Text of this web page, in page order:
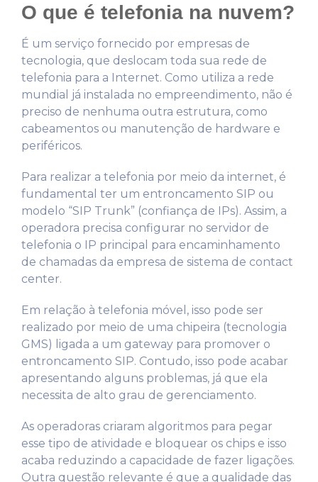
O que é telefonia na nuvem?
É um serviço fornecido por empresas de
tecnologia, que deslocam toda sua rede de
telefonia para a Internet. Como utiliza a rede
mundial já instalada no empreendimento, não é
preciso de nenhuma outra estrutura, como
cabeamentos ou manutenção de hardware e
periféricos.
Para realizar a telefonia por meio da internet, é
fundamental ter um entroncamento SIP ou
modelo “SIP Trunk” (confiança de IPs). Assim, a
operadora precisa configurar no servidor de
telefonia o IP principal para encaminhamento
de chamadas da empresa de sistema de contact
center.
Em relação à telefonia móvel, isso pode ser
realizado por meio de uma chipeira (tecnologia
GMS) ligada a um gateway para promover o
entroncamento SIP. Contudo, isso pode acabar
apresentando alguns problemas, já que ela
necessita de alto grau de gerenciamento.
As operadoras criaram algoritmos para pegar
esse tipo de atividade e bloquear os chips e isso
acaba reduzindo a capacidade de fazer ligações.
Outra questão relevante é que a qualidade das